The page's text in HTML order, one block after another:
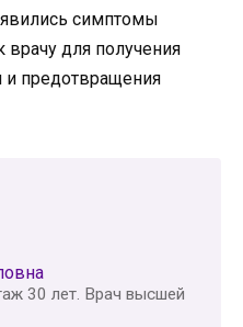
симптомы
врачу для получения
и предотвращения
30 лет. Врач высшей